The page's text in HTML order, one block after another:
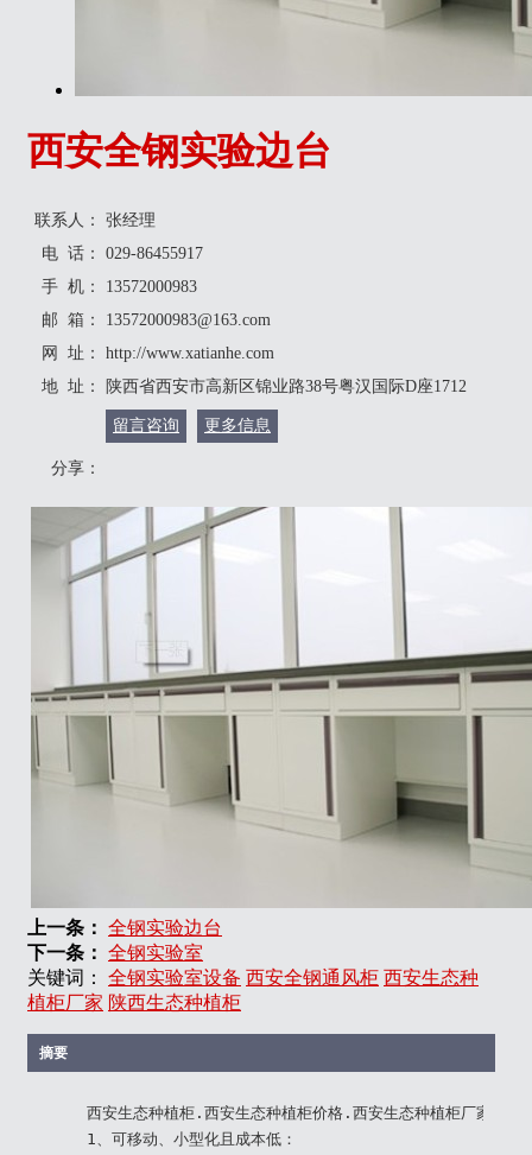
西安全钢实验边台
联系人：
张经理
电 话：
029-86455917
手 机：
13572000983
邮 箱：
13572000983@163.com
网 址：
http://www.xatianhe.com
地 址：
陕西省西安市高新区锦业路38号粤汉国际D座1712
留言咨询 更多信息
分享：
上一条： 全钢实验边台
下一条： 全钢实验室
关键词： 全钢实验室设备 西安全钢通风柜 西安生态种
植柜厂家 陕西生态种植柜
摘要
西安生态种植柜.西安生态种植柜价格.西安生态种植柜厂家.陕
1、可移动、小型化且成本低：